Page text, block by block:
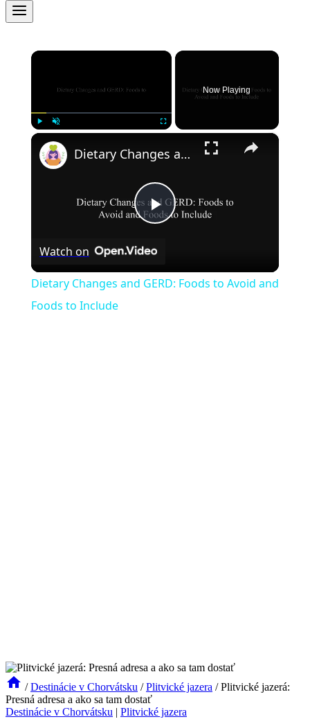
×
Now Playing
×
Play
Dietary Changes and GERD: Foods to Avoid and Foods to Include
Watch on
Dietary Changes and GERD: Foods to Avoid and
Foods to Include
/ Destinácie v Chorvátsku / Plitvické jazera / Plitvické jazerá:
Presná adresa a ako sa tam dostať
Destinácie v Chorvátsku | Plitvické jazera